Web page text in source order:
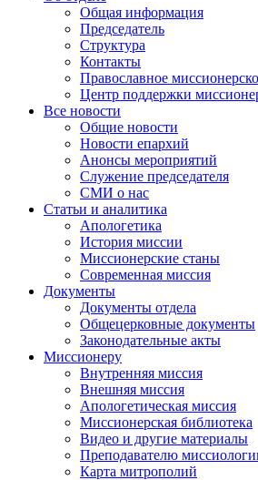
Общая информация
Председатель
Структура
Контакты
Православное
Центр поддержки
Все новости
Общие новости
Новости епархий
Анонсы мероприятий
Служение председателя
СМИ о нас
Статьи и аналитика
Апологетика
История миссии
Миссионерские станы
Современная миссия
Документы
Документы отдела
Общецерковные документы
Законодательные акты
Миссионеру
Внутренняя миссия
Внешняя миссия
Апологетическая миссия
Миссионерская библиотека
Видео и другие материалы
Преподавателю
Карта митрополий